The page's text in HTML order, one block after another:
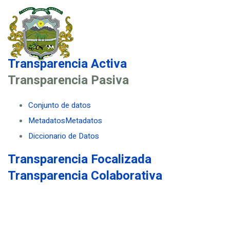
Transparencia Activa
Transparencia Pasiva
Conjunto de datos
MetadatosMetadatos
Diccionario de Datos
Transparencia Focalizada
Transparencia Colaborativa